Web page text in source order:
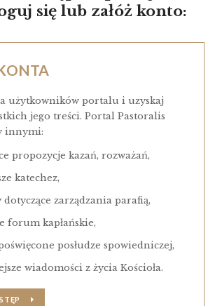
się lub załóż konto:
użytkowników portalu i uzyskaj
jego treści. Portal Pastoralis
innymi:
propozycje kazań, rozważań,
katechez,
dotyczące zarządzania parafią,
forum kapłańskie,
posłudze spowiedniczej,
wiadomości z życia Kościoła.